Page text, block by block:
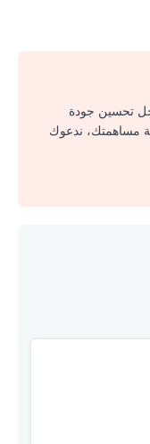
تحسين جودة
مساهمتك، ندعوك